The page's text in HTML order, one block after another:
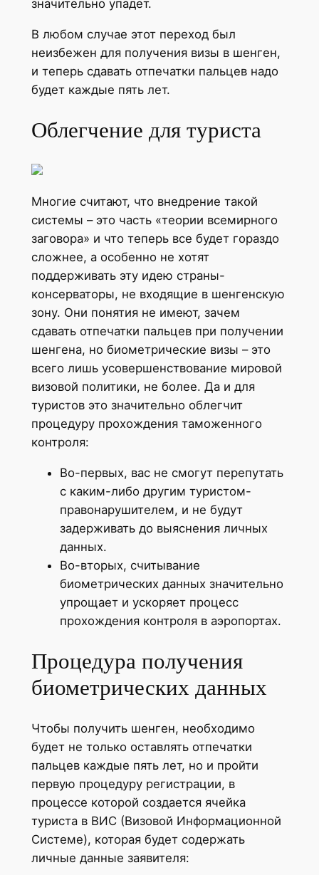
значительно упадет.
В любом случае этот переход был
неизбежен для получения визы в шенген,
и теперь сдавать отпечатки пальцев надо
будет каждые пять лет.
Облегчение для туриста
Многие считают, что внедрение такой
системы – это часть «теории всемирного
заговора» и что теперь все будет гораздо
сложнее, а особенно не хотят
поддерживать эту идею страны-
консерваторы, не входящие в шенгенскую
зону. Они понятия не имеют, зачем
сдавать отпечатки пальцев при получении
шенгена, но биометрические визы – это
всего лишь усовершенствование мировой
визовой политики, не более. Да и для
туристов это значительно облегчит
процедуру прохождения таможенного
контроля:
Во-первых, вас не смогут перепутать
с каким-либо другим туристом-
правонарушителем, и не будут
задерживать до выяснения личных
данных.
Во-вторых, считывание
биометрических данных значительно
упрощает и ускоряет процесс
прохождения контроля в аэропортах.
Процедура получения
биометрических данных
Чтобы получить шенген, необходимо
будет не только оставлять отпечатки
пальцев каждые пять лет, но и пройти
первую процедуру регистрации, в
процессе которой создается ячейка
туриста в ВИС (Визовой Информационной
Системе), которая будет содержать
личные данные заявителя: